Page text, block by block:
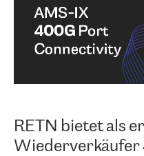
RETN bietet als